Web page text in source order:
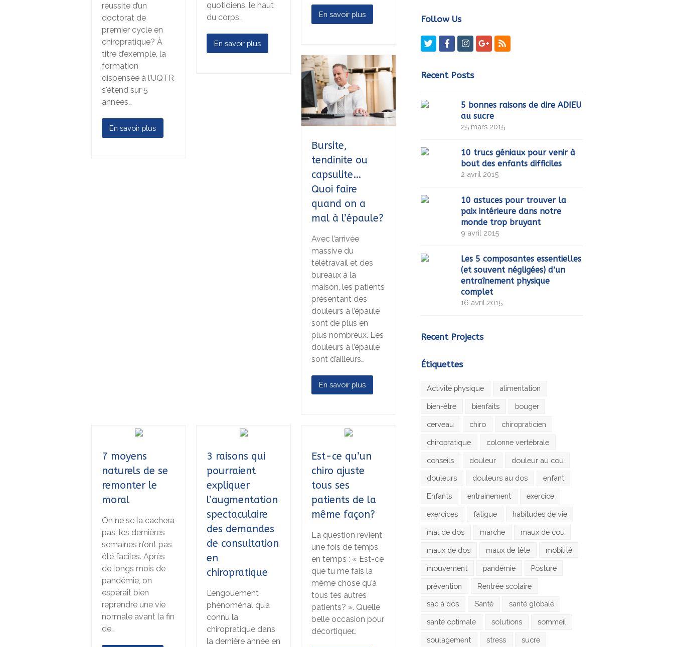
réussite d’un
doctorat de
premier cycle en
chiropratique? À
titre d’exemple, la
formation
dispensée à l’UQTR
s'étend sur 5
années…
En savoir plus
quotidiens, le haut
du corps…
En savoir plus
En savoir plus
Bursite,
tendinite ou
capsulite…
Quoi faire
quand on a
mal à l’épaule?
Avec l’arrivée
massive du
télétravail et des
bureaux à la
maison, les patients
présentant des
douleurs à l’épaule
sont de plus en
plus nombreux. Les
douleurs à l’épaule
sont d’ailleurs…
En savoir plus
7 moyens
naturels de se
remonter le
moral
On ne se la cachera
pas, les dernières
semaines n’ont pas
été faciles. Après
de longs mois de
pandémie, on
espérait bien
reprendre une vie
normale avant la fin
de…
3 raisons qui
pourraient
expliquer
l’augmentation
spectaculaire
des demandes
de consultation
en
chiropratique
L’engouement
phénoménal qu’a
connu la
chiropratique dans
la dernière année en
Est-ce qu’un
chiro ajuste
tous ses
patients de la
même façon?
La question revient
une fois de temps
en temps : « Est-ce
que tu me fais la
même chose qu’à
tous tes autres
patients? ». Quelle
belle occasion pour
décortiquer…
Follow Us
TwitterFacebookInstagramGooglePlus
RSS
Recent Posts
5 bonnes raisons de dire ADIEU
au sucre
25 mars 2015
10 trucs géniaux pour venir à
bout des enfants difficiles
2 avril 2015
10 astuces pour trouver la
paix intérieure dans notre
monde trop bruyant
9 avril 2015
Les 5 composantes essentielles
(et souvent négligées) d’un
entraînement physique
complet
16 avril 2015
Recent Projects
Étiquettes
Activité physique alimentation
bien-être bienfaits bouger
cerveau chiro chiropraticien
chiropratique colonne vertébrale
conseils douleur douleur au cou
douleurs douleurs au dos enfant
Enfants entrainement exercice
exercices fatigue habitudes de vie
mal de dos marche maux de cou
maux de dos maux de tête mobilité
mouvement pandémie Posture
prévention Rentrée scolaire
sac à dos Santé santé globale
santé optimale solutions sommeil
soulagement stress sucre